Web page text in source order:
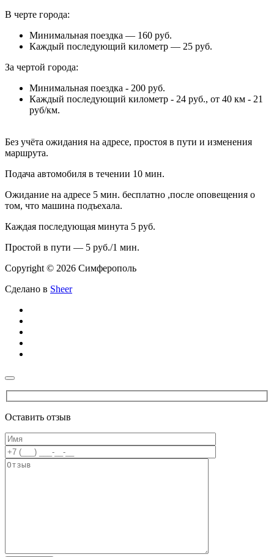
В черте города:
Минимальная поездка — 160 руб.
Каждый последующий километр — 25 руб.
За чертой города:
Минимальная поездка - 200 руб.
Каждый последующий километр - 24 руб., от 40 км - 21
руб/км.
Без учёта ожидания на адресе, простоя в пути и изменения
маршрута.
Подача автомобиля в течении 10 мин.
Ожидание на адресе 5 мин. бесплатно ,после оповещения о
том, что машина подъехала.
Каждая последующая минута 5 руб.
Простой в пути — 5 руб./1 мин.
Copyright © 2026 Симферополь
Сделано в Sheer
Оставить отзыв